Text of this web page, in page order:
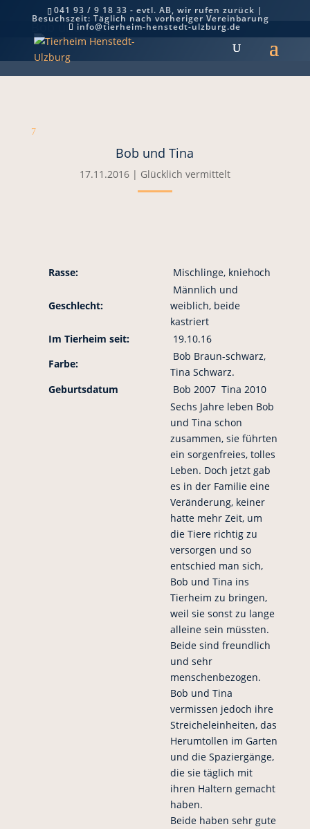
041 93 / 9 18 33 - evtl. AB, wir rufen zurück |
Besuchszeit: Täglich nach vorheriger Vereinbarung
info@tierheim-henstedt-ulzburg.de
Bob und Tina
7
Bob und Tina
17.11.2016| Glücklich vermittelt
Rasse: Mischlinge, kniehoch
Geschlecht:
Männlich und
weiblich, beide
kastriert
Im Tierheim seit:
19.10.16
Farbe:
Bob Braun-schwarz,
Tina Schwarz.
Geburtsdatum
Bob 2007 Tina 2010
Sechs Jahre leben Bob
und Tina schon
zusammen, sie führten
ein sorgenfreies, tolles
Leben. Doch jetzt gab
es in der Familie eine
Veränderung, keiner
hatte mehr Zeit, um
die Tiere richtig zu
versorgen und so
entschied man sich,
Bob und Tina ins
Tierheim zu bringen,
weil sie sonst zu lange
alleine sein müssten.
Beide sind freundlich
und sehr
menschenbezogen.
Bob und Tina
vermissen jedoch ihre
Streicheleinheiten, das
Herumtollen im Garten
und die Spaziergänge,
die sie täglich mit
ihren Haltern gemacht
haben.
Beide haben sehr gute